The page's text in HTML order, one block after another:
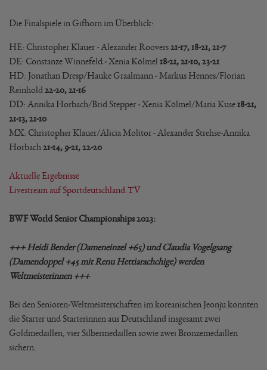
Die Finalspiele in Gifhorn im Überblick:
HE: Christopher Klauer - Alexander Roovers21-17, 18-21, 21-7
DE: Constanze Winnefeld - Xenia Kölmel 18-21, 21-10, 23-21
HD: Jonathan Dresp/Hauke Graalmann - Markus Hennes/Florian
Reinhold22-20, 21-16
DD: Annika Horbach/Brid Stepper - Xenia Kölmel/Maria Kuse18-21,
21-13, 21-10
MX: Christopher Klauer/Alicia Molitor - Alexander Strehse-Annika
Horbach 21-14, 9-21, 22-20
Aktuelle Ergebnisse
Livestream auf Sportdeutschland.TV
BWF World Senior Championships 2023:
+++ Heidi Bender (Dameneinzel +65) und Claudia Vogelgsang
(Damendoppel +45 mit Renu Hettiarachchige) werden
Weltmeisterinnen +++
Bei den Senioren-Weltmeisterschaften im koreanischen Jeonju konnten
die Starter und Starterinnen aus Deutschland insgesamt zwei
Goldmedaillen, vier Silbermedaillen sowie zwei Bronzemedaillen
sichern.